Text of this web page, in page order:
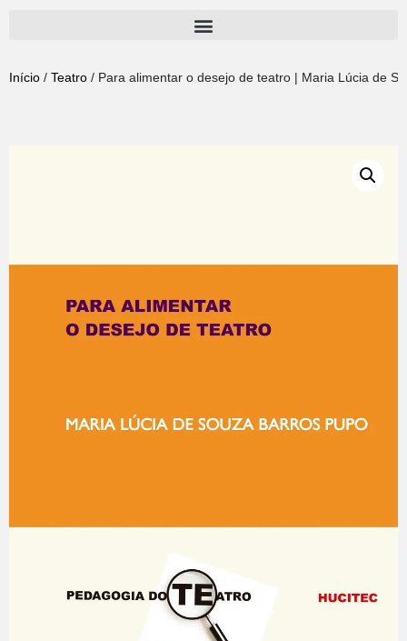
para
Início / Teatro / Para alimentar o desejo de teatro | Maria Lúcia de